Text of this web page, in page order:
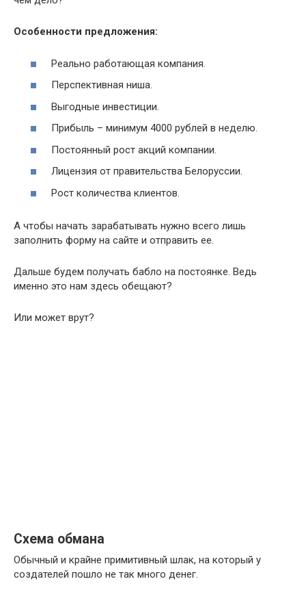
Особенности предложения:
Реально работающая компания.
Перспективная ниша.
Выгодные инвестиции.
Прибыль – минимум 4000 рублей в неделю.
Постоянный рост акций компании.
Лицензия от правительства Белоруссии.
Рост количества клиентов.
А чтобы начать зарабатывать нужно всего лишь
заполнить форму на сайте и отправить ее.
Дальше будем получать бабло на постоянке. Ведь
именно это нам здесь обещают?
Или может врут?
Схема обмана
Обычный и крайне примитивный шлак, на который у
создателей пошло не так много денег.